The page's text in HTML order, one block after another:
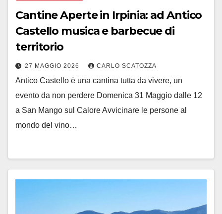
Cantine Aperte in Irpinia: ad Antico
Castello musica e barbecue di
territorio
27 MAGGIO 2026 CARLO SCATOZZA
Antico Castello è una cantina tutta da vivere, un
evento da non perdere Domenica 31 Maggio dalle 12
a San Mango sul Calore Avvicinare le persone al
mondo del vino…